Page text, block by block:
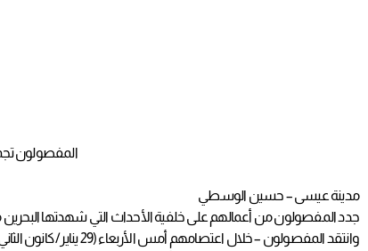
المفصولون
مدينة عيسى – حسين الوسطي
جدد المفصولون من أعمالهم على خلفية الأحداث التي شهدتها البحرين منذ العام 2011، مطالبهم في حق العودة لأعمالهم، وتنفيذ توجيهات القيادة السياسية، وتوصيات اللجنة البحرينية
وانتقد المفصولون – خلال اعتصامهم أمس الأربعاء (29 يناير/ كانون الثاني 2014) أمام مبنى وزارة العمل بمدينة عيسى – تصريحات وزير العمل في الصحافة بشأن حلحلة ملف المفصولين، في ظل بقاء العشرات خارج أعمالهم.